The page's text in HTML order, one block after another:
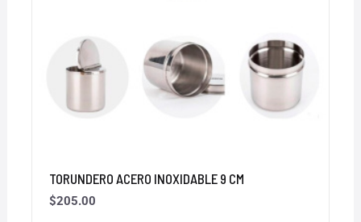
TORUNDERO ACERO INOXIDABLE 9 CM
$205.00